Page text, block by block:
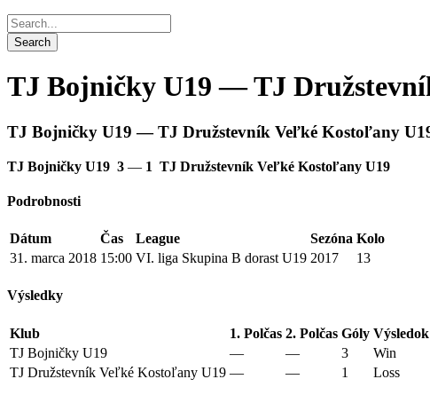
TJ Bojničky U19 — TJ
TJ Bojničky U19 — TJ Družstevník Veľké Kostoľany
TJ Bojničky U19 3 — 1 TJ Družstevník Veľké Kostoľany U19
Podrobnosti
Dátum Čas League Sezóna Kolo
31. marca 2018 15:00 VI. liga Skupina B dorast U19 2017 13
Výsledky
Klub 1. Polčas 2. Polčas Góly Výsledok
TJ Bojničky U19
— — 3
Win
TJ Družstevník Veľké Kostoľany U19 — — 1 Loss